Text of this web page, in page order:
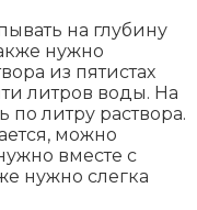
на глубину
нужно
из пятистах
литров воды. На
литру раствора.
можно
вместе с
нужно слегка